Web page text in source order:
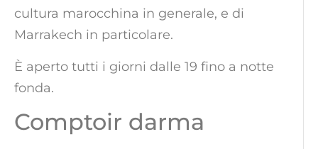
cultura marocchina in generale, e di
Marrakech in particolare.
È aperto tutti i giorni dalle 19 fino a notte
fonda.
Comptoir darma